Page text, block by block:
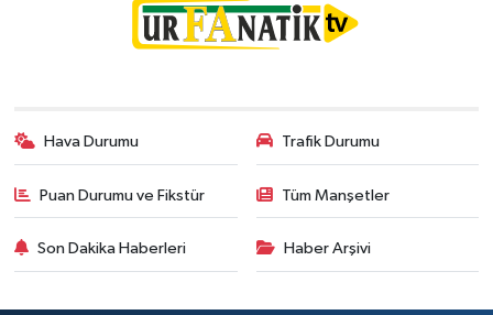
Hava Durumu Trafik Durumu
Puan Durumu ve Fikstür Tüm Manşetler
Son Dakika Haberleri Haber Arşivi